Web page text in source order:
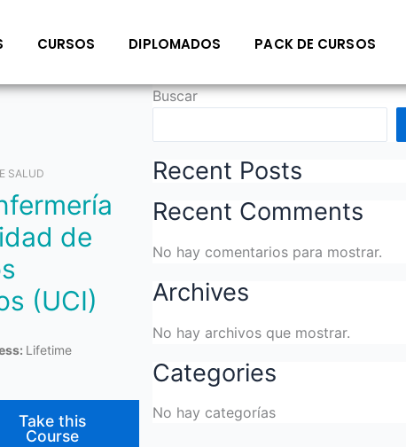
CURSOS DIPLOMADOS PACK DE CURSOS
SALUD
de
(UCI)
Lifetime
Take this
Course
Buscar
Recent Posts
Recent Comments
No hay comentarios para mostrar.
Archives
No hay archivos que mostrar.
Categories
No hay categorías